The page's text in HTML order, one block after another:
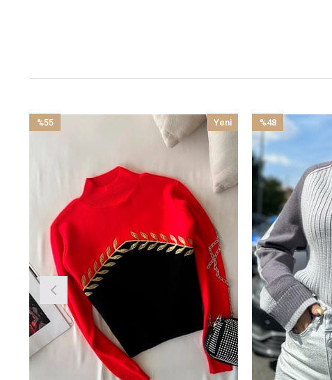
%55
Yeni
%48
İndirim
%48İndirim